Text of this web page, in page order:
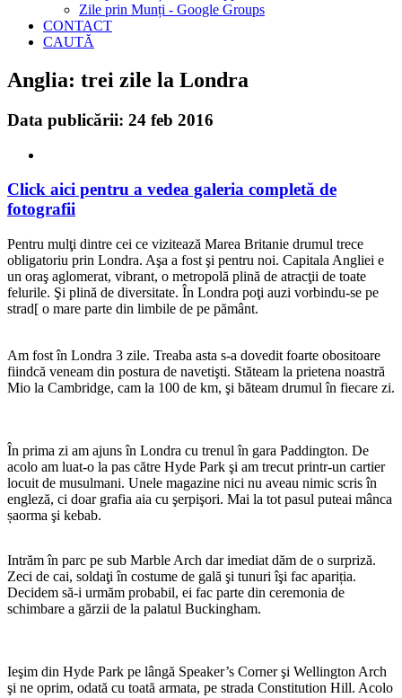
Zile prin Munți - Google Groups
CONTACT
CAUTĂ
Anglia: trei zile la Londra
Data publicării: 24 feb 2016
Click aici pentru a vedea galeria completă de
fotografii
Pentru mulţi dintre cei ce vizitează Marea Britanie drumul trece
obligatoriu prin Londra. Aşa a fost şi pentru noi. Capitala Angliei e
un oraş aglomerat, vibrant, o metropolă plină de atracţii de toate
felurile. Şi plină de diversitate. În Londra poţi auzi vorbindu-se pe
strad[ o mare parte din limbile de pe pământ.
Am fost în Londra 3 zile. Treaba asta s-a dovedit foarte obositoare
fiindcă veneam din postura de navetişti. Stăteam la prietena noastră
Mio la Cambridge, cam la 100 de km, şi băteam drumul în fiecare zi.
În prima zi am ajuns în Londra cu trenul în gara Paddington. De
acolo am luat-o la pas către Hyde Park şi am trecut printr-un cartier
locuit de musulmani. Unele magazine nici nu aveau nimic scris în
engleză, ci doar grafia aia cu şerpişori. Mai la tot pasul puteai mânca
șaorma şi kebab.
Intrăm în parc pe sub Marble Arch dar imediat dăm de o surpriză.
Zeci de cai, soldaţi în costume de gală şi tunuri îşi fac apariția.
Decidem să-i urmăm probabil, ei fac parte din ceremonia de
schimbare a gărzii de la palatul Buckingham.
Ieşim din Hyde Park pe lângă Speaker’s Corner şi Wellington Arch
şi ne oprim, odată cu toată armata, pe strada Constitution Hill. Acolo